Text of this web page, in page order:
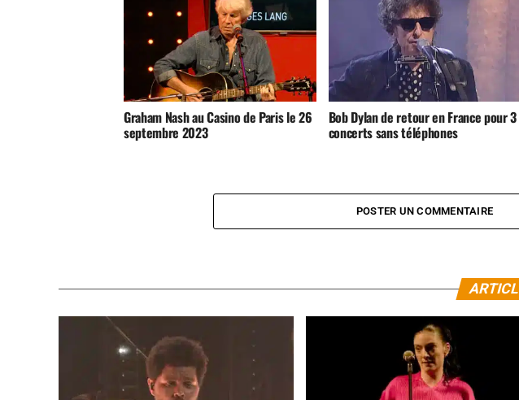
Graham Nash au Casino de Paris le 26
septembre 2023
Bob Dylan de retour en France pour 3
concerts sans téléphones
POSTER UN COMMENTAIRE